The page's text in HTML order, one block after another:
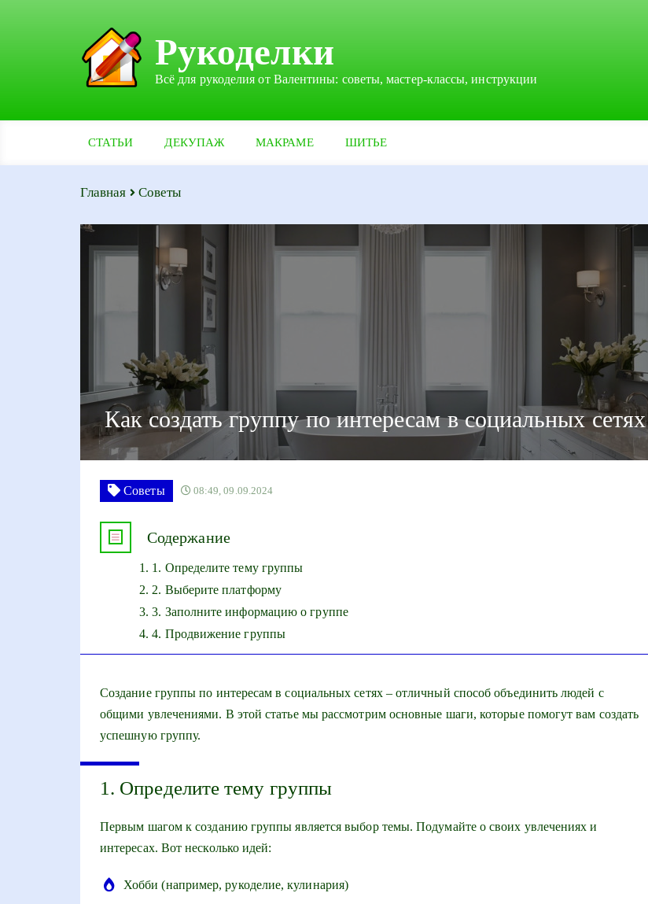
Рукоделки
Всё для рукоделия от Валентины: советы, мастер-классы, инструкции
СТАТЬИ ДЕКУПАЖ МАКРАМЕ ШИТЬЕ
Главная Советы
Как создать группу по интересам в социальных сетях
Советы 08:49, 09.09.2024
Содержание
1. Определите тему группы
2. Выберите платформу
3. Заполните информацию о группе
4. Продвижение группы
Создание группы по интересам в социальных сетях – отличный способ объединить людей с
общими увлечениями. В этой статье мы рассмотрим основные шаги, которые помогут вам создать
успешную группу.
1. Определите тему группы
Первым шагом к созданию группы является выбор темы. Подумайте о своих увлечениях и
интересах. Вот несколько идей:
Хобби (например, рукоделие, кулинария)